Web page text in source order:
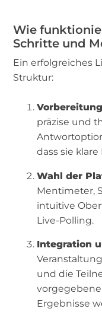
Wie
Schritte und
Ein erfolgreiches
Struktur:
präzise und
dass sie
Wahl der
Mentimeter,
intuitive
Live-Polling.
Integration
und die
Ergebnisse